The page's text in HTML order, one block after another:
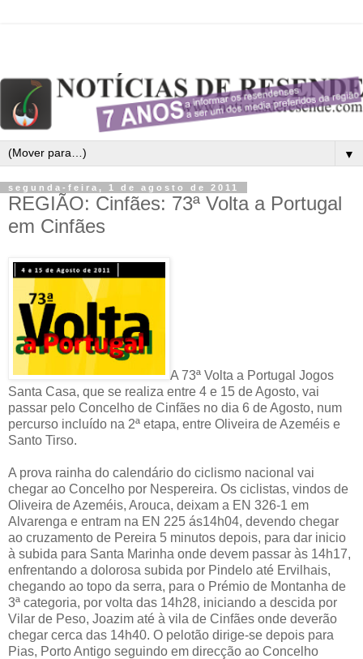
▼
segunda-feira, 1 de agosto de 2011
REGIÃO: Cinfães: 73ª Volta a Portugal
em Cinfães
A 73ª Volta a Portugal Jogos
Santa Casa, que se realiza entre 4 e 15 de Agosto, vai
passar pelo Concelho de Cinfães no dia 6 de Agosto, num
percurso incluído na 2ª etapa, entre Oliveira de Azeméis e
Santo Tirso.
A prova rainha do calendário do ciclismo nacional vai
chegar ao Concelho por Nespereira. Os ciclistas, vindos de
Oliveira de Azeméis, Arouca, deixam a EN 326-1 em
Alvarenga e entram na EN 225 ás14h04, devendo chegar
ao cruzamento de Pereira 5 minutos depois, para dar inicio
à subida para Santa Marinha onde devem passar às 14h17,
enfrentando a dolorosa subida por Pindelo até Ervilhais,
chegando ao topo da serra, para o Prémio de Montanha de
3ª categoria, por volta das 14h28, iniciando a descida por
Vilar de Peso, Joazim até à vila de Cinfães onde deverão
chegar cerca das 14h40. O pelotão dirige-se depois para
Pias, Porto Antigo seguindo em direcção ao Concelho